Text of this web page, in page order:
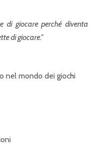
di giocare perché diventa
di giocare.”
nel mondo dei giochi